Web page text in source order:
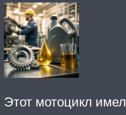
Этот мотоцикл